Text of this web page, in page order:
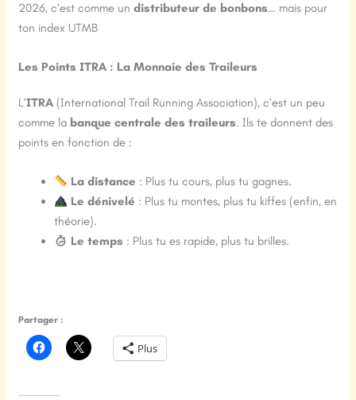
2026, c’est comme undistributeur de bonbons… mais pour
ton index UTMB
Les Points ITRA : La Monnaie des Traileurs
L’ITRA (International Trail Running Association), c’est un peu
comme la banque centrale des traileurs. Ils te donnent des
points en fonction de :
La distance : Plus tu cours, plus tu gagnes.
Le dénivelé : Plus tu montes, plus tu kiffes (enfin, en
théorie).
Le temps : Plus tu es rapide, plus tu brilles.
Partager :
Plus